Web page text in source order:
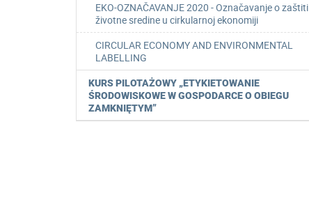
EKO-OZNAČAVANJE 2020 - Označavanje o zaštiti
životne sredine u cirkularnoj ekonomiji
CIRCULAR ECONOMY AND ENVIRONMENTAL
LABELLING
KURS PILOTAŻOWY „ETYKIETOWANIE
ŚRODOWISKOWE W GOSPODARCE O OBIEGU
ZAMKNIĘTYM”